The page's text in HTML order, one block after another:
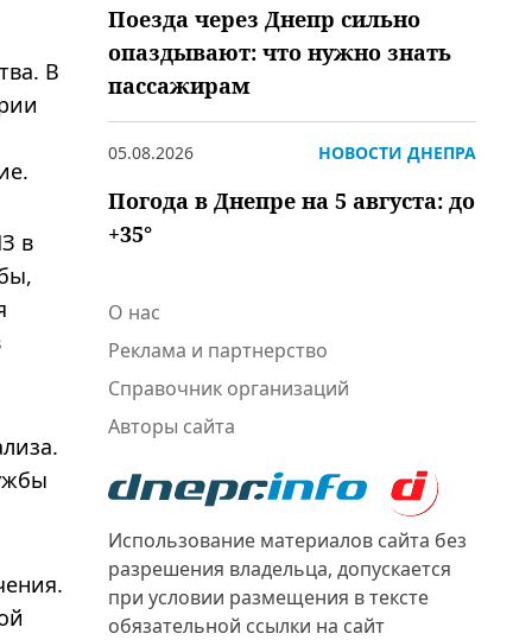
В
в
Поезда через Днепр сильно
опаздывают: что нужно знать
пассажирам
05.08.2026 НОВОСТИ ДНЕПРА
Погода в Днепре на 5 августа: до
+35°
О нас
Реклама и партнерство
Справочник организаций
Авторы сайта
Использование материалов сайта без
разрешения владельца, допускается
при условии размещения в тексте
обязательной ссылки на сайт